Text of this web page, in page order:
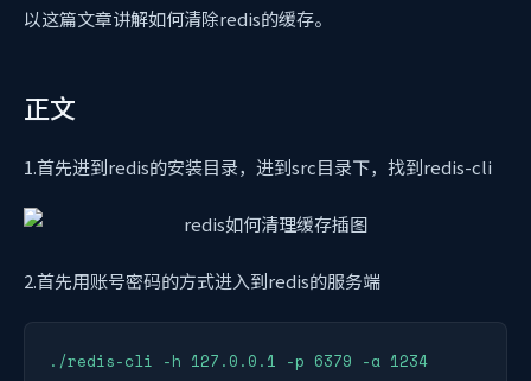
以这篇文章讲解如何清除redis的缓存。
正文
1.首先进到redis的安装目录，进到src目录下，找到redis-cli
2.首先用账号密码的方式进入到redis的服务端
./redis-cli -h 127.0.0.1 -p 6379 -a 1234